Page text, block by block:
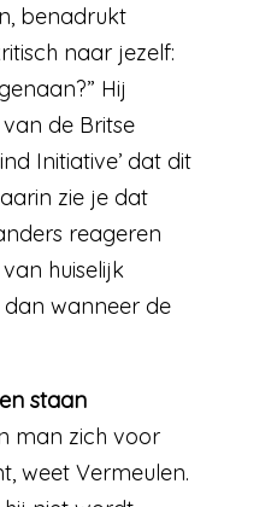
benadrukt
naar jezelf:
Hij
de Britse
Initiative’ dat dit
zie je dat
reageren
huiselijk
dan wanneer de
staan
man zich voor
weet Vermeulen.